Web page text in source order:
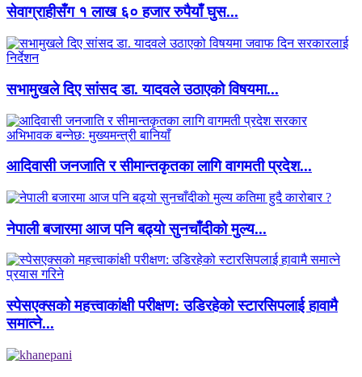
सेवाग्राहीसँग १ लाख ६० हजार रुपैयाँ घुस...
सभामुखले दिए सांसद डा‍‍. यादवले उठाएको विषयमा...
आदिवासी जनजाति र सीमान्तकृतका लागि वागमती प्रदेश...
नेपाली बजारमा आज पनि बढ्यो सुनचाँदीको मुल्य...
स्पेसएक्सको महत्त्वाकांक्षी परीक्षण: उडिरहेको स्टारसिपलाई हावामै
समात्ने...